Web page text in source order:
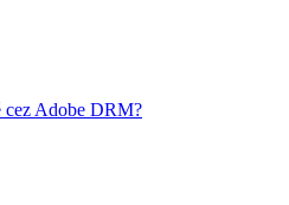
cez Adobe DRM?